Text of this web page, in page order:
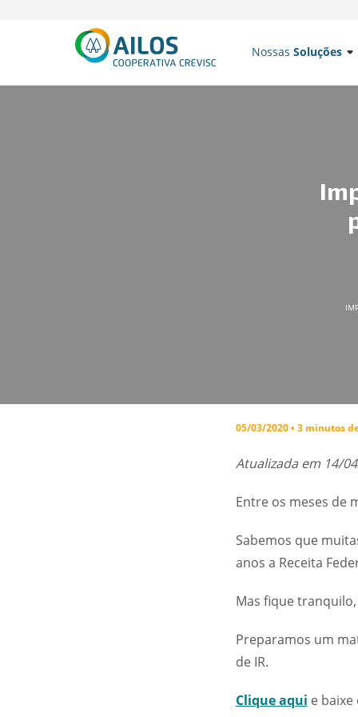
Nossas Soluções
05/03/2020 • 3 minutos
Atualizada em 14/
Entre os meses de
Sabemos que
anos a Receita
Mas fique
Preparamos um
de IR.
Clique aqui e